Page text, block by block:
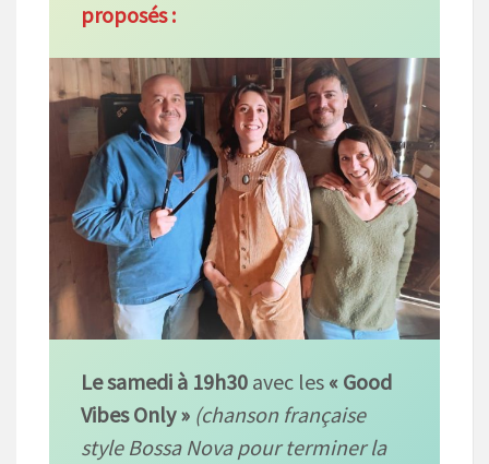
proposés :
Le samedi à 19h30avec les « Good
Vibes Only » (chanson française
style Bossa Nova pour terminer la